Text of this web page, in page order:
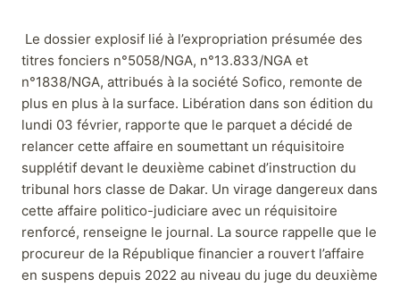
Le dossier explosif lié à l’expropriation présumée des
titres fonciers n°5058/NGA, n°13.833/NGA et
n°1838/NGA, attribués à la société Sofico, remonte de
plus en plus à la surface. Libération dans son édition du
lundi 03 février, rapporte que le parquet a décidé de
relancer cette affaire en soumettant un réquisitoire
supplétif devant le deuxième cabinet d’instruction du
tribunal hors classe de Dakar. Un virage dangereux dans
cette affaire politico-judiciare avec un réquisitoire
renforcé, renseigne le journal. La source rappelle que le
procureur de la République financier a rouvert l’affaire
en suspens depuis 2022 au niveau du juge du deuxième